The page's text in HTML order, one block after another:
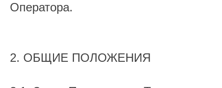
Оператора.
2. ОБЩИЕ ПОЛОЖЕНИЯ